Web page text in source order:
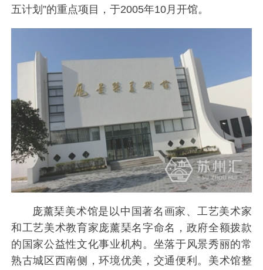
五计划”的重点项目，于2005年10月开馆。
庞薰琹美术馆是以中国著名画家、工艺美术家
和工艺美术教育家庞薰琹名字命名，政府全额拨款
的国家公益性文化事业机构。坐落于风景秀丽的常
熟古城区西南侧，环境优美，交通便利。美术馆整